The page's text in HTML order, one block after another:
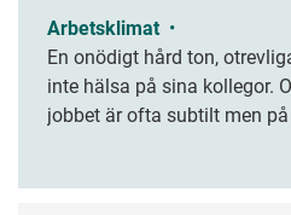
Arbetsklimat •
En onödigt hård ton,
inte hälsa på sina kollegor.
jobbet är ofta subtilt men